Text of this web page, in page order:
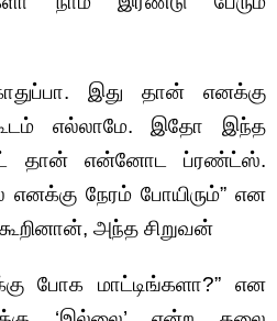
இது தான் எனக்கு
எல்லாமே. இதோ இந்த
தான் என்னோட ப்ரண்ட்ஸ்.
நேரம் போயிரும்” என
கூறினான், அந்த சிறுவன்
போக மாட்டிங்களா?” என